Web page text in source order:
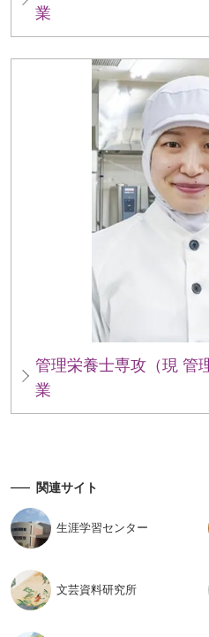
業
管理栄養士専攻（現 管
業
関連サイト
生涯学習センター
文芸資料研究所